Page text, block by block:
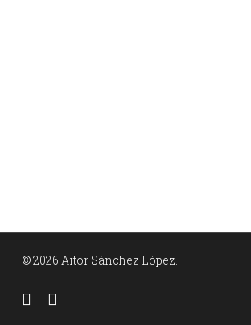
© 2026 Aitor Sánchez López.
facebooklinkedin